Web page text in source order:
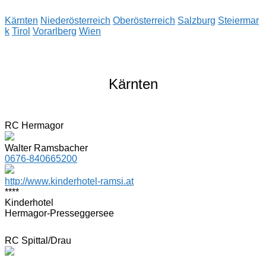
Kärnten Niederösterreich Oberösterreich Salzburg Steiermar
k Tirol Vorarlberg Wien
Kärnten
RC Hermagor
Walter Ramsbacher
0676-840665200
http://www.kinderhotel-ramsi.at
****
Kinderhotel
Hermagor-Presseggersee
RC Spittal/Drau